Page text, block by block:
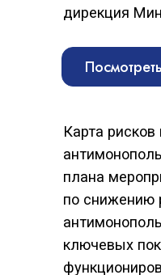
Доклад об
внутреннего
законодательства в
дирекция Минстроя
Посмотреть
ключевых
функционирования в
антимонопольного